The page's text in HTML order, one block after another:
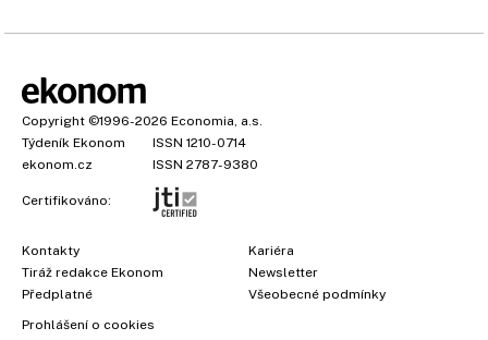
Copyright ©1996-2026 Economia, a.s.
Týdeník Ekonom
ISSN 1210-0714
ekonom.cz
ISSN 2787-9380
Certifikováno:
Kontakty
Tiráž redakce Ekonom
Předplatné
Kariéra
Newsletter
Všeobecné podmínky
Prohlášení o cookies